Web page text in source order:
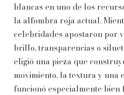
blancas en uno de los
la alfombra roja actual.
celebridades apostaron por
brillo, transparencias o
eligió una pieza que
movimiento, la textura y una
funcionó especialmente